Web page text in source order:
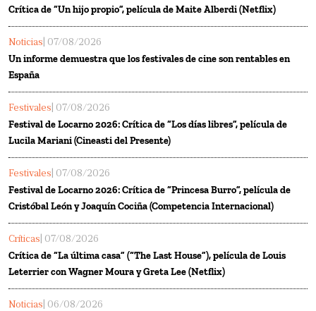
Crítica de “Un hijo propio”, película de Maite Alberdi (Netflix)
Noticias | 07/08/2026
Un informe demuestra que los festivales de cine son rentables en
España
Festivales | 07/08/2026
Festival de Locarno 2026: Crítica de “Los días libres”, película de
Lucila Mariani (Cineasti del Presente)
Festivales | 07/08/2026
Festival de Locarno 2026: Crítica de “Princesa Burro”, película de
Cristóbal León y Joaquín Cociña (Competencia Internacional)
Críticas | 07/08/2026
Crítica de “La última casa” (“The Last House”), película de Louis
Leterrier con Wagner Moura y Greta Lee (Netflix)
Noticias | 06/08/2026